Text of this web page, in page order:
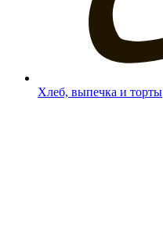
Хлеб, выпечка и торты